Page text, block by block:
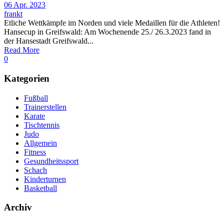
06 Apr. 2023
frankt
Etliche Wettkämpfe im Norden und viele Medaillen für die Athleten!
Hansecup in Greifswald: Am Wochenende 25./ 26.3.2023 fand in
der Hansestadt Greifswald...
Read More
0
Kategorien
Fußball
Trainerstellen
Karate
Tischtennis
Judo
Allgemein
Fitness
Gesundheitssport
Schach
Kinderturnen
Basketball
Archiv